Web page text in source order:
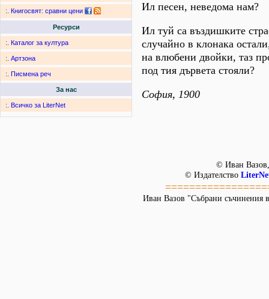
:. Книгосвят: сравни цени
Ресурси
:. Каталог за култура
:. Артзона
:. Писмена реч
За нас
:. Всичко за LiterNet
Ил песен, неведома нам?
Ил туй са въздишките
случайно в клонака
на влюбени двойки, таз
под тия дървета стояли?
София, 1900
© Иван
© Издателство
Иван Вазов "Събрани съчинения